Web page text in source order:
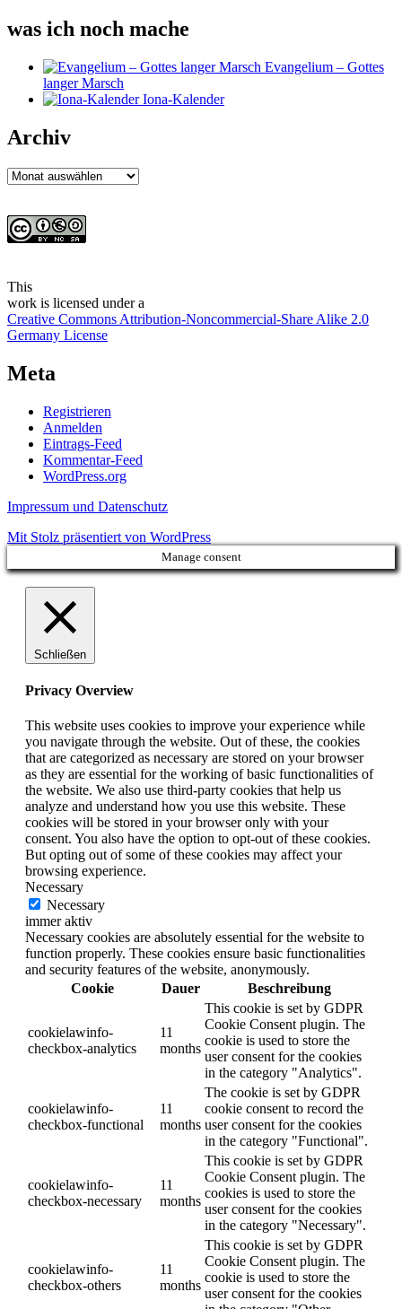
was ich noch mache
Evangelium – Gottes
langer Marsch
Iona-Kalender
Archiv
Archiv
This
work is licensed under a
Creative Commons Attribution-Noncommercial-Share Alike 2.0
Germany License
Meta
Registrieren
Anmelden
Eintrags-Feed
Kommentar-Feed
WordPress.org
Impressum und Datenschutz
Mit Stolz präsentiert von WordPress
Manage consent
Schließen
Privacy Overview
This website uses cookies to improve your experience while
you navigate through the website. Out of these, the cookies
that are categorized as necessary are stored on your browser
as they are essential for the working of basic functionalities of
the website. We also use third-party cookies that help us
analyze and understand how you use this website. These
cookies will be stored in your browser only with your
consent. You also have the option to opt-out of these cookies.
But opting out of some of these cookies may affect your
browsing experience.
Necessary
Necessary
immer aktiv
Necessary cookies are absolutely essential for the website to
function properly. These cookies ensure basic functionalities
and security features of the website, anonymously.
Cookie
Dauer Beschreibung
cookielawinfo-
checkbox-analytics
11
months
This cookie is set by GDPR
Cookie Consent plugin. The
cookie is used to store the
user consent for the cookies
in the category "Analytics".
cookielawinfo-
checkbox-functional
11
months
The cookie is set by GDPR
cookie consent to record the
user consent for the cookies
in the category "Functional".
cookielawinfo-
checkbox-necessary
11
months
This cookie is set by GDPR
Cookie Consent plugin. The
cookies is used to store the
user consent for the cookies
in the category "Necessary".
cookielawinfo-
checkbox-others
11
months
This cookie is set by GDPR
Cookie Consent plugin. The
cookie is used to store the
user consent for the cookies